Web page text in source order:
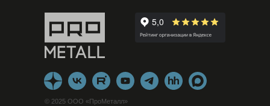
© 2025 ООО «ПроМеталл»